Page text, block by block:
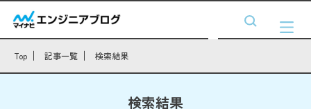
Top 記事一覧 検索結果
検索結果